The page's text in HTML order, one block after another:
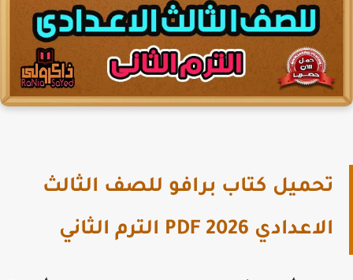
تحميل كتاب برافو للصف الثالث
الاعدادي PDF 2026 الترم الثاني